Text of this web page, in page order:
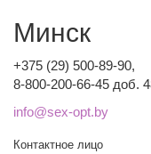
Минск
+375 (29) 500-89-90,
8-800-200-66-45 доб.
info@sex-opt.by
Контактное лицо